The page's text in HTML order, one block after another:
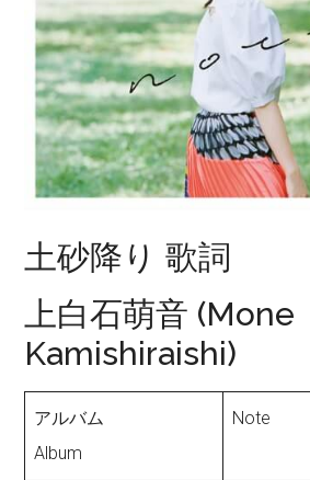
土砂降り 歌詞
上白石萌音 (Mone
Kamishiraishi)
アルバム
Album
Note